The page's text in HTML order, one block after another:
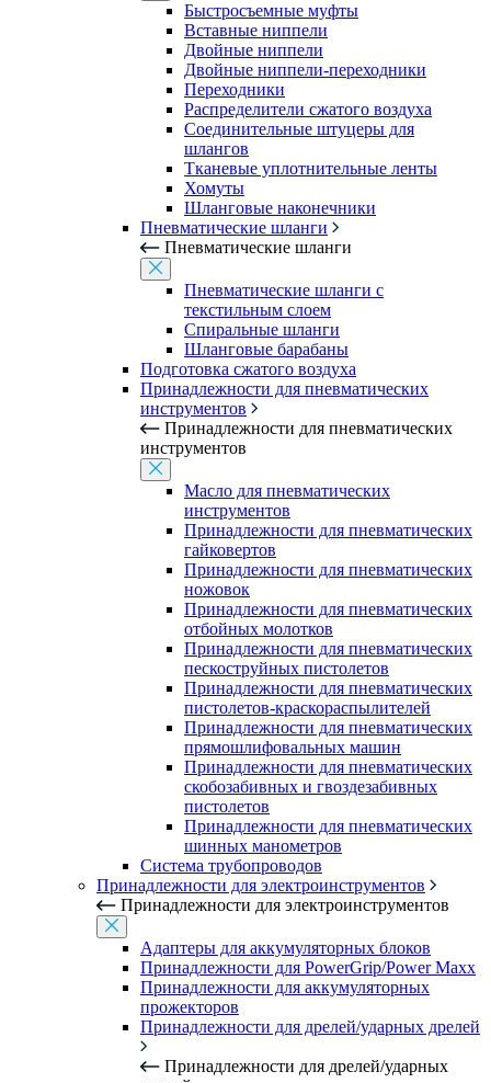
Быстросъемные муфты
Вставные ниппели
Двойные ниппели
Двойные ниппели-переходники
Переходники
Распределители сжатого воздуха
Соединительные штуцеры для
шлангов
Тканевые уплотнительные ленты
Хомуты
Шланговые наконечники
Пневматические шланги
Пневматические шланги
Пневматические шланги с
текстильным слоем
Спиральные шланги
Шланговые барабаны
Подготовка сжатого воздуха
Принадлежности для пневматических
инструментов
Принадлежности для пневматических
инструментов
Масло для пневматических
инструментов
Принадлежности для пневматических
гайковертов
Принадлежности для пневматических
ножовок
Принадлежности для пневматических
отбойных молотков
Принадлежности для пневматических
пескоструйных пистолетов
Принадлежности для пневматических
пистолетов-краскораспылителей
Принадлежности для пневматических
прямошлифовальных машин
Принадлежности для пневматических
скобозабивных и гвоздезабивных
пистолетов
Принадлежности для пневматических
шинных манометров
Система трубопроводов
Принадлежности для электроинструментов
Принадлежности для электроинструментов
Адаптеры для аккумуляторных блоков
Принадлежности для PowerGrip/Power Maxx
Принадлежности для аккумуляторных
прожекторов
Принадлежности для дрелей/ударных дрелей
Принадлежности для дрелей/ударных